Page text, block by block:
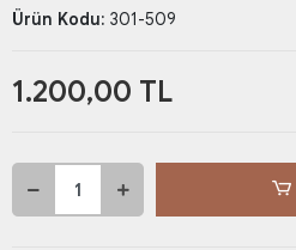
Ürün Kodu: 301-509
1.200,00 TL